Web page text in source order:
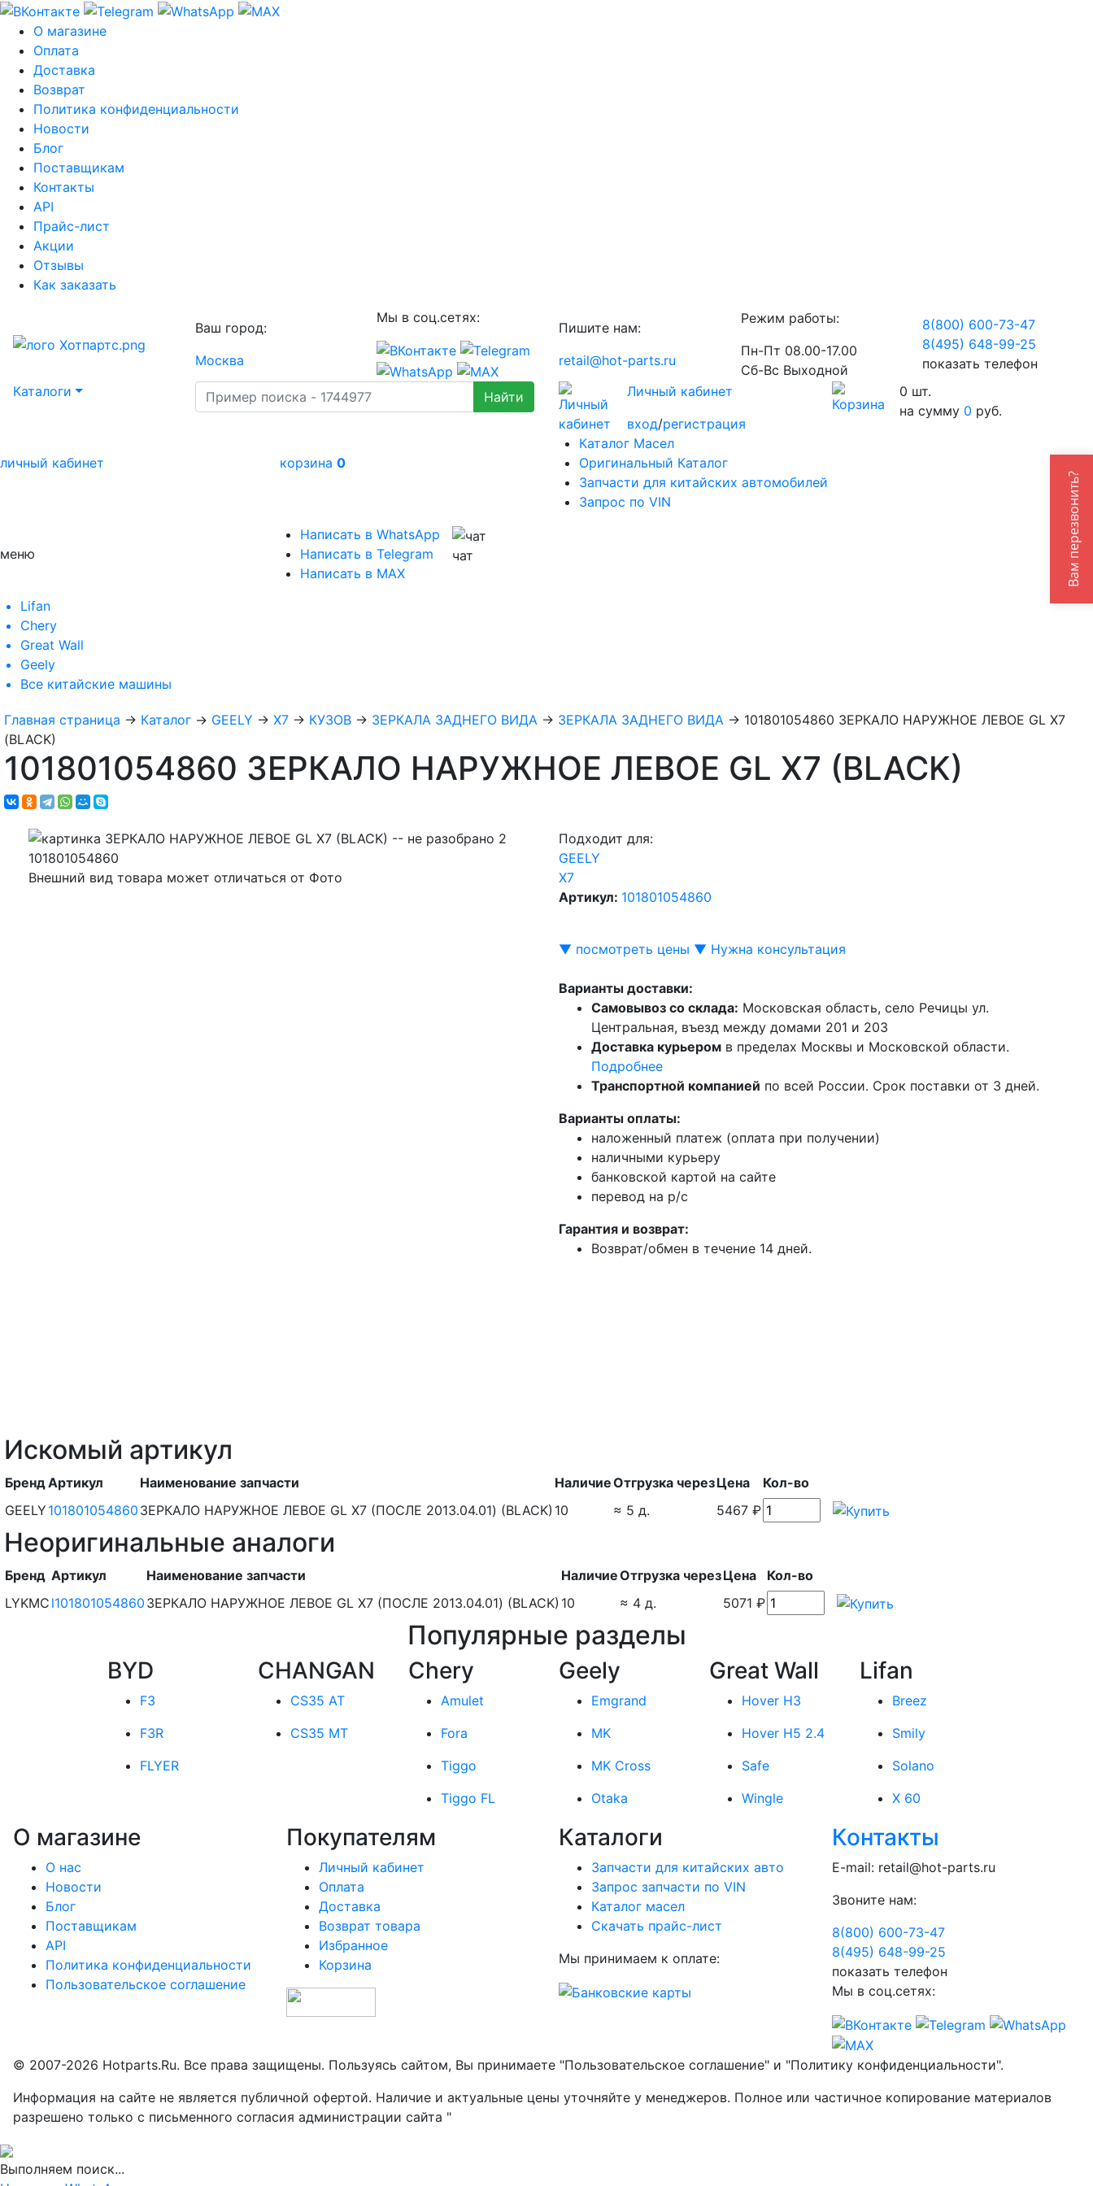
О магазине
Оплата
Доставка
Возврат
Политика конфиденциальности
Новости
Блог
Поставщикам
Контакты
API
Прайс-лист
Акции
Отзывы
Как заказать
Ваш город:
Москва
Мы в соц.сетях:
Пишите нам:
retail@hot-parts.ru
Режим работы:
Пн-Пт 08.00-17.00
Сб-Вс Выходной
8(800) 600-73-47
8(495) 648-99-25
показать телефон
Каталоги
Личный кабинет
вход/регистрация
0 шт.
на сумму 0 руб.
личный кабинет корзина 0
Каталог Масел
Оригинальный Каталог
Запчасти для китайских автомобилей
Запрос по VIN
меню
Написать в WhatsApp
Написать в Telegram
Написать в MAX
чат
Lifan
Chery
Great Wall
Geely
Все китайские машины
Главная страница → Каталог → GEELY → X7 → КУЗОВ → ЗЕРКАЛА ЗАДНЕГО ВИДА → ЗЕРКАЛА ЗАДНЕГО ВИДА → 101801054860 ЗЕРКАЛО НАРУЖНОЕ ЛЕВОЕ GL X7
(BLACK)
101801054860 ЗЕРКАЛО НАРУЖНОЕ ЛЕВОЕ GL X7 (BLACK)
Внешний вид товара может отличаться от Фото
Подходит для:
GEELY
X7
Артикул: 101801054860
▼ посмотреть цены ▼ Нужна консультация
Варианты доставки:
Самовывоз со склада: Московская область, село Речицы ул.
Центральная, въезд между домами 201 и 203
Доставка курьером в пределах Москвы и Московской области.
Подробнее
Транспортной компанией по всей России. Срок поставки от 3 дней.
Варианты оплаты:
наложенный платеж (оплата при получении)
наличными курьеру
банковской картой на сайте
перевод на р/с
Гарантия и возврат:
Возврат/обмен в течение 14 дней.
Искомый артикул
БрендАртикул Наименование запчасти НаличиеОтгрузка черезЦена
Кол-во
GEELY 101801054860 ЗЕРКАЛО НАРУЖНОЕ ЛЕВОЕ GL X7 (ПОСЛЕ 2013.04.01) (BLACK) 10 ≈ 5 д. 5467 ₽
Неоригинальные аналоги
Бренд Артикул Наименование запчасти НаличиеОтгрузка черезЦена
Кол-во
LYKMC l101801054860 ЗЕРКАЛО НАРУЖНОЕ ЛЕВОЕ GL X7 (ПОСЛЕ 2013.04.01) (BLACK) 10 ≈ 4 д. 5071 ₽
Популярные разделы
BYD
F3
F3R
FLYER
CHANGAN
CS35 AT
CS35 MT
Chery
Amulet
Fora
Tiggo
Tiggo FL
Geely
Emgrand
MK
MK Cross
Otaka
Great Wall
Hover H3
Hover H5 2.4
Safe
Wingle
Lifan
Breez
Smily
Solano
X 60
О магазине
О нас
Новости
Блог
Поставщикам
API
Политика конфиденциальности
Пользовательское соглашение
Покупателям
Личный кабинет
Оплата
Доставка
Возврат товара
Избранное
Корзина
Каталоги
Запчасти для китайских авто
Запрос запчасти по VIN
Каталог масел
Скачать прайс-лист
Мы принимаем к оплате:
Контакты
E-mail: retail@hot-parts.ru
Звоните нам:
8(800) 600-73-47
8(495) 648-99-25
показать телефон
Мы в соц.сетях:
© 2007-2026 Hotparts.Ru. Все права защищены. Пользуясь сайтом, Вы принимаете "Пользовательское соглашение" и "Политику конфиденциальности".
Информация на сайте не является публичной офертой. Наличие и актуальные цены уточняйте у менеджеров. Полное или частичное копирование материалов
разрешено только с письменного согласия администрации сайта "
Выполняем поиск...
Вам перезвонить?